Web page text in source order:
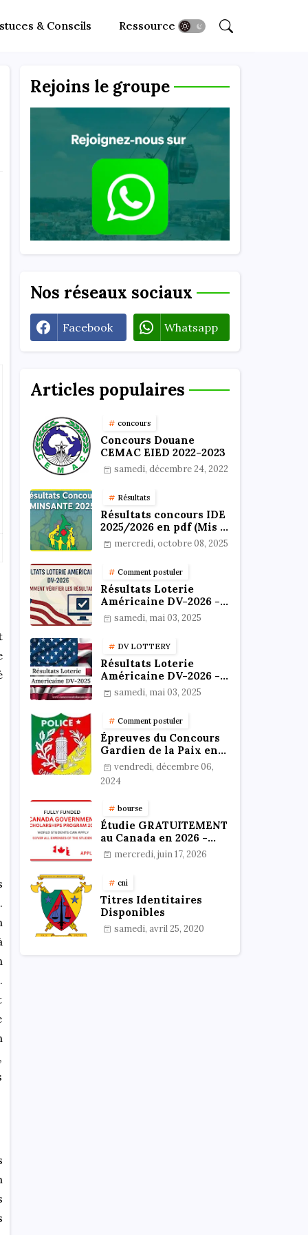
& Conseils Ressources
Rejoins le groupe
Nos réseaux sociaux
Facebook Whatsapp
Articles populaires
concours
Concours Douane
CEMAC EIED 2022-2023
samedi, décembre 24, 2022
Résultats
Résultats concours IDE
2025/2026 en pdf (Mis à
jour)mercredi, octobre 08, 2025
Comment postuler
Résultats Loterie
Américaine DV-2026 -
Comment vérifier les
résultats
samedi, mai 03, 2025
DV LOTTERY
Résultats Loterie
Américaine DV-2026 -
Vérifiez votre statut en
ligne !
samedi, mai 03, 2025
Comment postuler
Épreuves du Concours
Gardien de la Paix en
Format PDF au
Cameroun : Stratégies,
Préparation et Astuces
vendredi, décembre 06,
2024
bourse
Étudie GRATUITEMENT
au Canada en 2026 -
Bourses 100%
Financées
mercredi, juin 17, 2026
cni
Titres Identitaires
Disponibles
samedi, avril 25, 2020